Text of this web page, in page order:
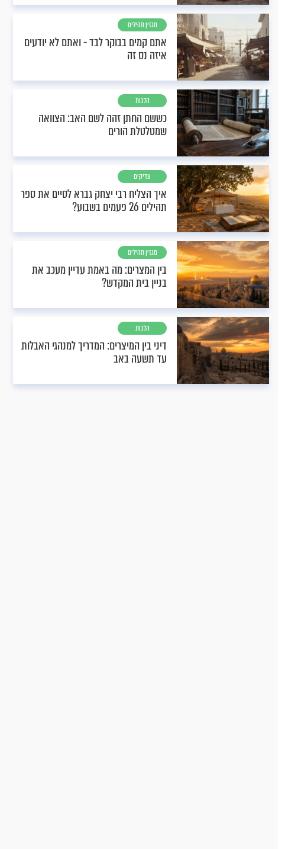
מגזין תהילים
אתם קמים בבוקר לבד - ואתם לא יודעים
איזה נס זה
הלכות
כששם החתן זהה לשם האב: הצוואה
שמטלטלת הורים
צדיקים
איך הצליח רבי יצחק גברא לסיים את ספר
תהילים 26 פעמים בשבוע?
מגזין תהילים
בין המצרים: מה באמת עדיין מעכב את
בניין בית המקדש?
הלכות
דיני בין המיצרים: המדריך למנהגי האבלות
עד תשעה באב